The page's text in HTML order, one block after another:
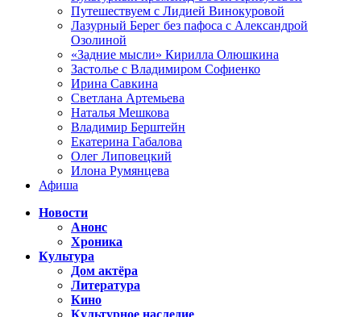
Путешествуем с Лидией Винокуровой
Лазурный Берег без пафоса с Александрой
Озолиной
«Задние мысли» Кирилла Олюшкина
Застолье с Владимиром Софиенко
Ирина Савкина
Светлана Артемьева
Наталья Мешкова
Владимир Берштейн
Екатерина Габалова
Олег Липовецкий
Илона Румянцева
Афиша
Новости
Анонс
Хроника
Культура
Дом актёра
Литература
Кино